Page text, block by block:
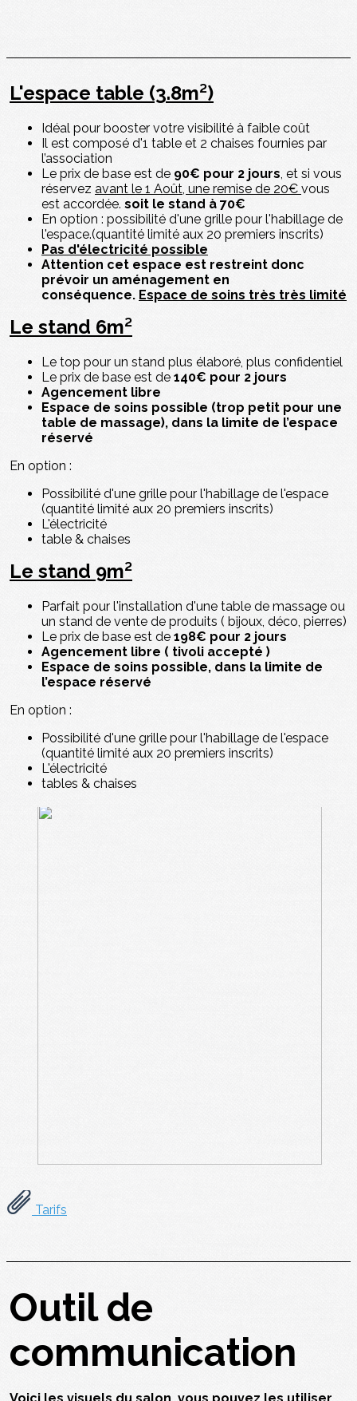
L'espace table (3.8m²)
Idéal pour booster votre visibilité à faible coût
Il est composé d'1 table et 2 chaises fournies par
l’association
Le prix de base est de 90€ pour 2 jours, et si vous
réservez avant le 1 Août, une remise de 20€ vous
est accordée. soit le stand à 70€
En option : possibilité d'une grille pour l'habillage de
l'espace.(quantité limité aux 20 premiers inscrits)
Pas d'électricité possible
Attention cet espace est restreint donc
prévoir un aménagement en
conséquence. Espace de soins très très limité
Le stand 6m²
Le top pour un stand plus élaboré, plus confidentiel
Le prix de base est de 140€ pour 2 jours
Agencement libre
Espace de soins possible (trop petit pour une
table de massage), dans la limite de l’espace
réservé
En option :
Possibilité d'une grille pour l'habillage de l'espace
(quantité limité aux 20 premiers inscrits)
L'électricité
table & chaises
Le stand 9m²
Parfait pour l'installation d'une table de massage ou
un stand de vente de produits ( bijoux, déco, pierres)
Le prix de base est de 198€ pour 2 jours
Agencement libre ( tivoli accepté )
Espace de soins possible, dans la limite de
l’espace réservé
En option :
Possibilité d'une grille pour l'habillage de l'espace
(quantité limité aux 20 premiers inscrits)
L'électricité
tables & chaises
Tarifs
Outil de
communication
Voici les visuels du salon, vous pouvez les utiliser